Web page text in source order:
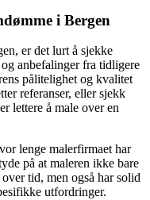
i Bergen
er det lurt å sjekke
anbefalinger fra tidligere
pålitelighet og kvalitet
referanser, eller sjekk
lettere å male over en
lenge malerfirmaet har
på at maleren ikke bare
tid, men også har solid
utfordringer.